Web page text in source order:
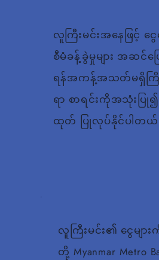
လူကြီးမင်းအနေဖြင့် ငွ
စီမံခန့်ခွဲမှုများ အဆင်
ရန်အကန့်အသတ်မရှိ
ရာ စာရင်းကိုအသုံးပြု
ထုတ် ပြုလုပ်နိုင်ပါတယ်
လူကြီးမင်း၏ ငွေမျာ
တို့ Myanmar Metro